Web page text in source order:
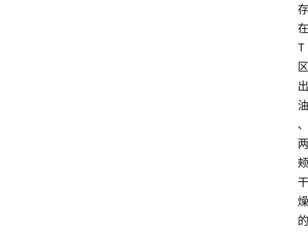
存
在
T
区
出
油
、
两
颊
干
燥
的